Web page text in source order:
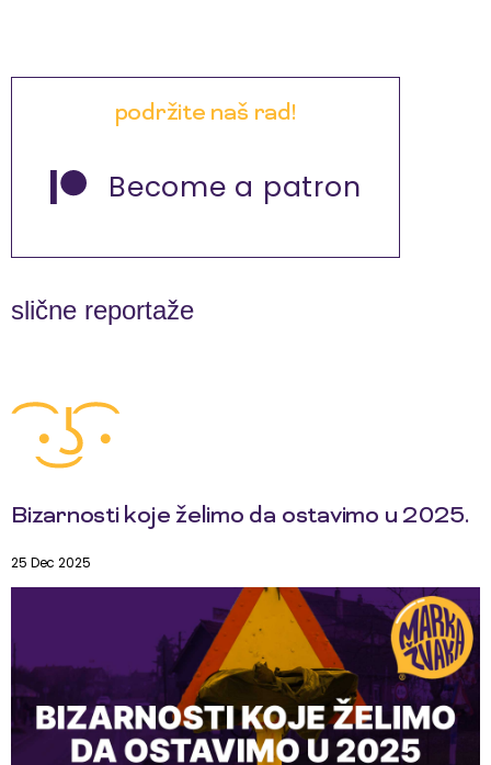
podržite naš rad!
Become a patron
slične reportaže
Bizarnosti koje želimo da ostavimo u 2025.
25 Dec 2025